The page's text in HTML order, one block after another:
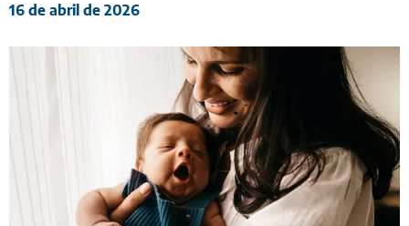
16 de abril de 2026